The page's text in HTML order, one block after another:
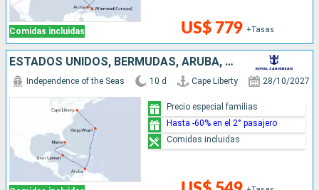
Comidas incluidas US$ 779 +Tasas
ESTADOS UNIDOS, BERMUDAS, ARUBA, ISLAS CAIMÁN
Independence of the Seas 10 d Cape Liberty 28/10/2027
Precio especial familias
Hasta -60% en el 2° pasajero
Comidas incluidas